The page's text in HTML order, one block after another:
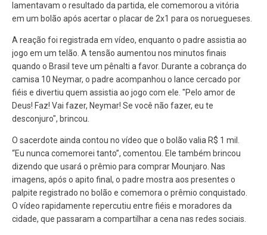
lamentavam o resultado da partida, ele comemorou a vitória
em um bolão após acertar o placar de 2x1 para os noruegueses.
A reação foi registrada em vídeo, enquanto o padre assistia ao
jogo em um telão. A tensão aumentou nos minutos finais
quando o Brasil teve um pênalti a favor. Durante a cobrança do
camisa 10 Neymar, o padre acompanhou o lance cercado por
fiéis e divertiu quem assistia ao jogo com ele. "Pelo amor de
Deus! Faz! Vai fazer, Neymar! Se você não fazer, eu te
desconjuro", brincou.
O sacerdote ainda contou no vídeo que o bolão valia R$ 1 mil.
“Eu nunca comemorei tanto”, comentou. Ele também brincou
dizendo que usará o prêmio para comprar Mounjaro. Nas
imagens, após o apito final, o padre mostra aos presentes o
palpite registrado no bolão e comemora o prêmio conquistado.
O vídeo rapidamente repercutiu entre fiéis e moradores da
cidade, que passaram a compartilhar a cena nas redes sociais.